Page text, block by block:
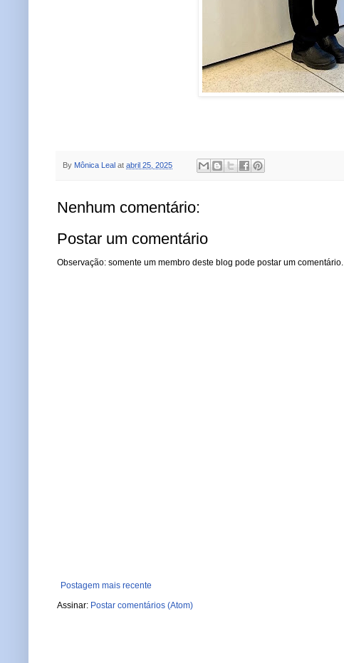
By Mônica Leal at abril 25, 2025
Nenhum comentário:
Postar um comentário
Observação: somente um membro deste blog pode postar um comentário.
Postagem mais recente
Assinar: Postar comentários (Atom)